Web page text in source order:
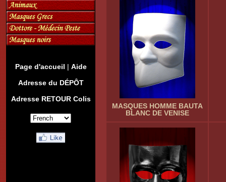
Page d'accueil | Aide
Adresse du DÉPÔT
Adresse RETOUR Colis
MASQUES HOMME BAUTA
BLANC DE VENISE